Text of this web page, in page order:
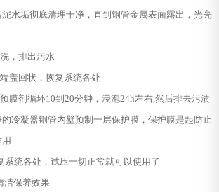
水垢彻底清理干净，直到铜管金属表面露出，光亮
，排出污水
回状，恢复系统各处
剂循环10到20分钟，浸泡24h左右,然后排去污渍
冷凝器铜管内壁预制一层保护膜，保护膜是起防止
统各处，试压一切正常就可以使用了
保养效果